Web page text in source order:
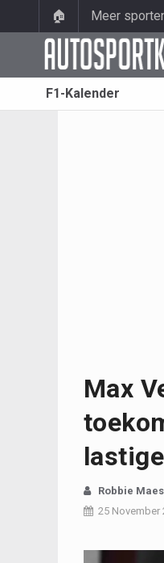
🏠 Meer
F1-Kalender
Max
Robbie Maes
25 November